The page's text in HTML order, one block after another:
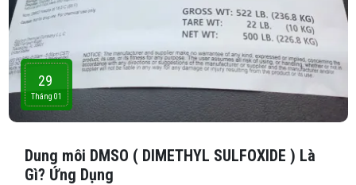
29
Tháng 01
Dung môi DMSO ( DIMETHYL SULFOXIDE ) Là
Gì? Ứng Dụng